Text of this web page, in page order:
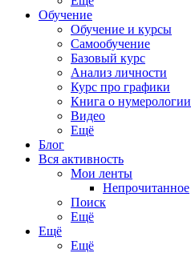
Обучение
Обучение и курсы
Самообучение
Базовый курс
Анализ личности
Курс про графики
Книга о нумерологии
Видео
Ещё
Блог
Вся активность
Мои ленты
Непрочитанное
Поиск
Ещё
Ещё
Ещё